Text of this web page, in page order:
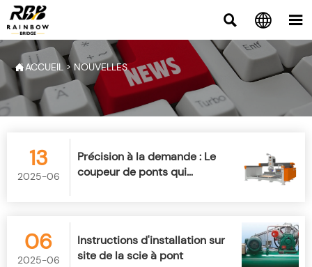
  
ACCUEIL>NOUVELLES
13
2025-06
Précision à la demande : Le
coupeur de ponts qui
06
2025-06
Instructions d'installation sur
site de la scie à pont